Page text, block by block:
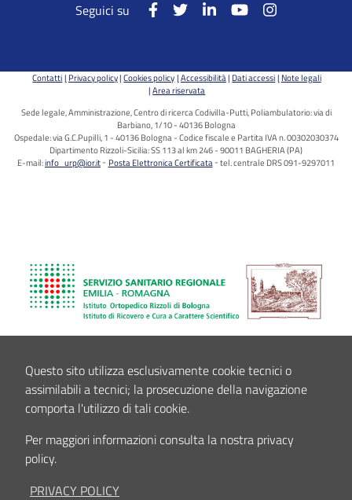
Seguici su
Contatti Privacy policy Cookies policy Accessibilità Dati accessi Note legali
Area riservata
Sede legale, Amministrazione, Centro di ricerca Codivilla-Putti, Poliambulatorio: via di
Barbiano, 1/10 - 40136 Bologna
Ospedale: via G.C.Pupilli, 1 - 40136 Bologna - Codice fiscale e Partita IVA n. 00302030374
Dipartimento Rizzoli-Sicilia: SS 113 al km 246 - 90011 BAGHERIA (PA)
E-mail:info_urp@ior.it Posta Elettronica Certificata tel. centrale DRS 091-9297011
Questo sito utilizza esclusivamente cookie tecnici o
assimilabili a tecnici; la prosecuzione della navigazione
comporta l'utilizzo di tali cookie.
Per maggiori informazioni consulta la nostra privacy
policy.
PRIVACY POLICY